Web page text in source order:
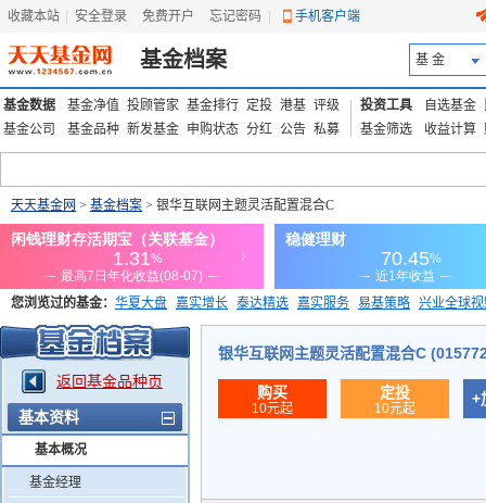
收藏本站 安全登录 免费开户 忘记密码 手机客户端
基金档案 基 金
基金数据 基金净值 投顾管家 基金排行 定投 港基 评级
基金公司
基金品种 新发基金 申购状态 分红 公告 私募
投资工具 自选基金
基金筛选
收益计算
天天基金网 > 基金档案 > 银华互联网主题灵活配置混合C
您浏览过的基金： 华夏大盘 嘉实增长 泰达精选 嘉实服务 易基策略 兴业全球
添富优势 华安宏利 上证180价值ETF
返回基金品种页
基本资料
基本概况
基金经理
银华互联网主题灵活配置混合C
购买
10元起
定投
10元起
+